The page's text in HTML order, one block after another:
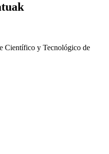
Científico y Tecnológico de